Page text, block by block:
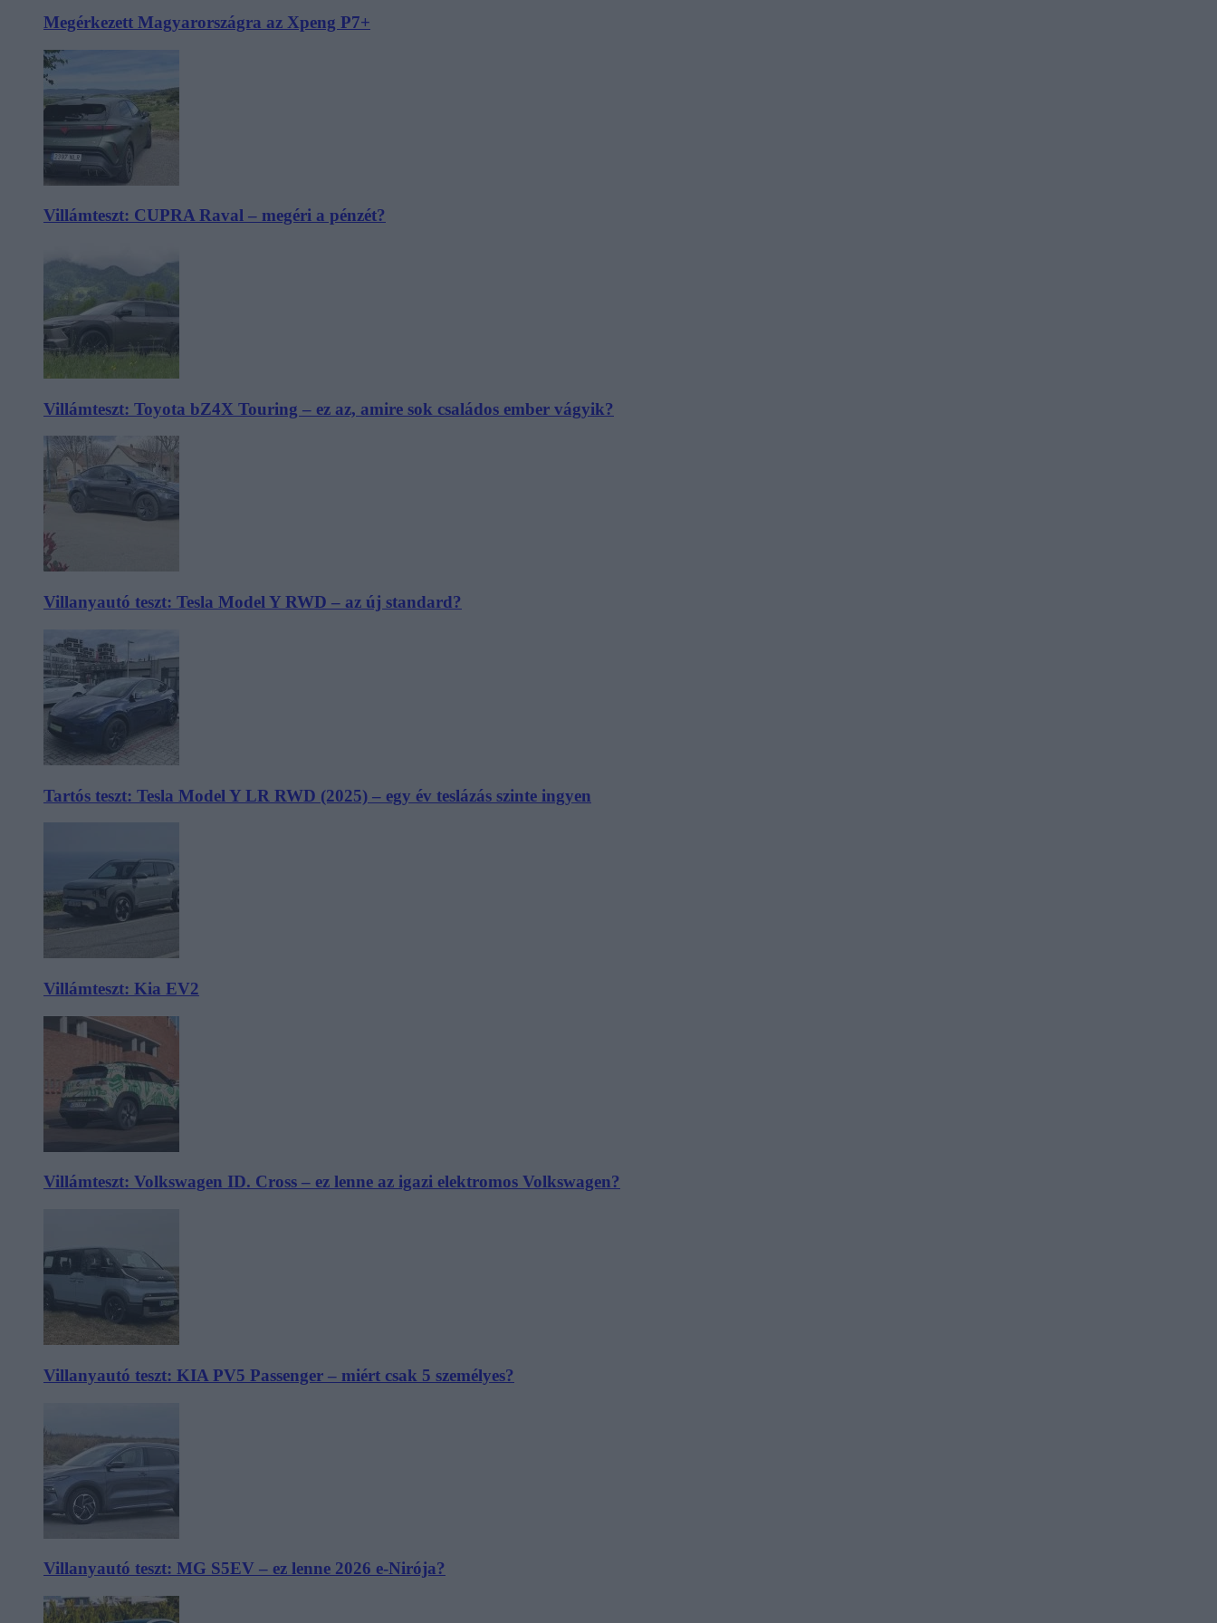
Megérkezett Magyarországra az Xpeng P7+
Villámteszt: CUPRA Raval – megéri a pénzét?
Villámteszt: Toyota bZ4X Touring – ez az, amire sok családos ember vágyik?
Villanyautó teszt: Tesla Model Y RWD – az új standard?
Tartós teszt: Tesla Model Y LR RWD (2025) – egy év teslázás szinte ingyen
Villámteszt: Kia EV2
Villámteszt: Volkswagen ID. Cross – ez lenne az igazi elektromos Volkswagen?
Villanyautó teszt: KIA PV5 Passenger – miért csak 5 személyes?
Villanyautó teszt: MG S5EV – ez lenne 2026 e-Nirója?